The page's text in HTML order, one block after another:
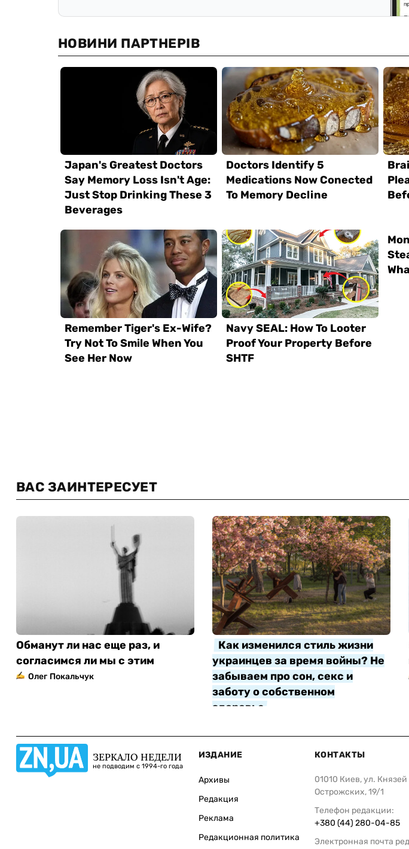
ВАС ЗАИНТЕРЕСУЕТ
Обманут ли нас еще раз, и
согласимся ли мы с этим
Олег Покальчук
Как изменился стиль жизни
украинцев за время войны? Не
забываем про сон, секс и
заботу о собственном
здоровье
ЗЕРКАЛО НЕДЕЛИ
не подводим с 1994-го года
ИЗДАНИЕ
Архивы
Редакция
Реклама
Редакционная политика
КОНТАКТЫ
01010 Киев, ул. Князей
Острожских, 19/1
Телефон редакции:
+380 (44) 280-04-85
Электронная почта